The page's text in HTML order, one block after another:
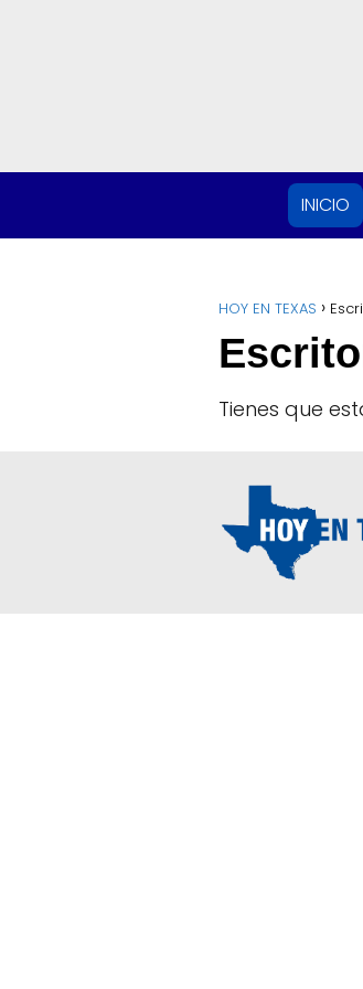
INICIO
HOY EN TEXAS
Tienes que